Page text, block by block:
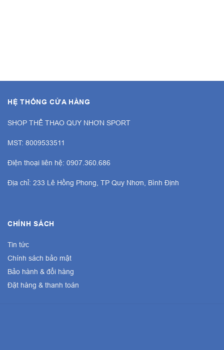
HỆ THỐNG CỬA HÀNG
SHOP THỂ THAO QUY NHƠN SPORT
MST: 8009533511
Điện thoại liên hệ: 0907.360.686
Địa chỉ: 233 Lê Hồng Phong, TP Quy Nhơn, Bình Định
CHÍNH SÁCH
Tin tức
Chính sách bảo mật
Bảo hành & đổi hàng
Đặt hàng & thanh toán